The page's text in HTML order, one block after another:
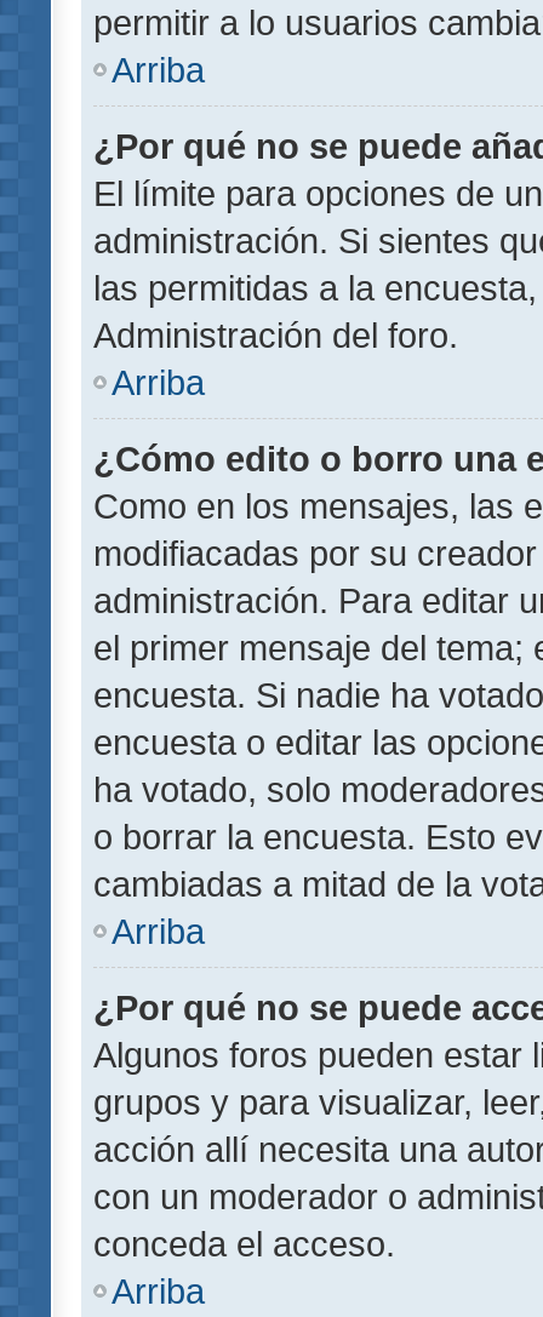
permitir a lo usuarios
Arriba
¿Por qué no se puede
El límite para opciones de
administración. Si sientes
las permitidas a la
Administración del foro.
Arriba
¿Cómo edito o borro una
Como en los mensajes, las
modifiacadas por su
administración. Para editar
el primer mensaje del
encuesta. Si nadie ha
encuesta o editar las
ha votado, solo
o borrar la encuesta. Esto
cambiadas a mitad de la
Arriba
¿Por qué no se puede
Algunos foros pueden estar
grupos y para visualizar,
acción allí necesita una
con un moderador o
conceda el acceso.
Arriba